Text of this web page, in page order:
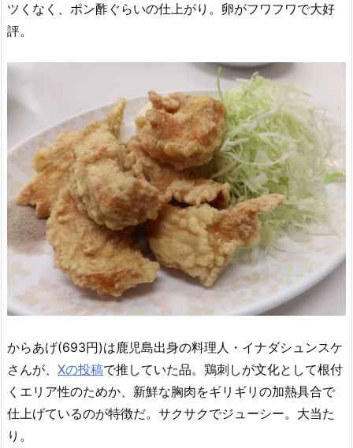
ツくなく、ポン酢ぐらいの仕上がり。卵がフワフワで大好
評。
からあげ(693円)は鹿児島出身の料理人・イナダシュンスケ
さんが、 Xの投稿で推していた品。鶏刺しが文化として根付
くエリア性のためか、新鮮な胸肉をギリギリの加熱具合で
仕上げているのが特徴だ。サクサクでジューシー。大当た
り。